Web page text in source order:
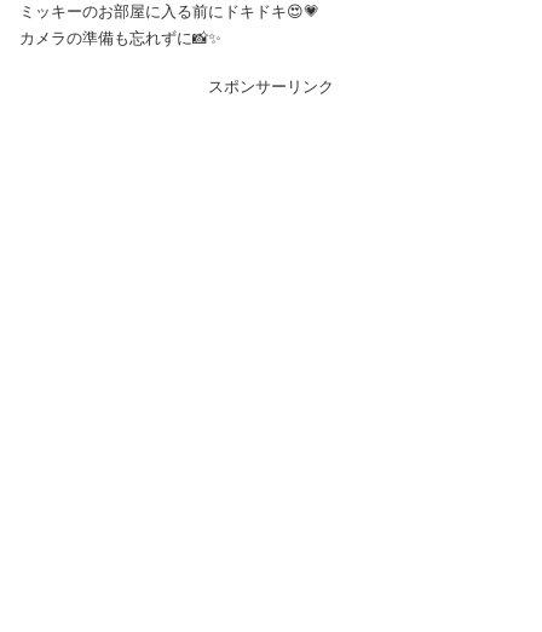
ミッキーのお部屋に入る前にドキドキ😍💗
カメラの準備も忘れずに📸✨
スポンサーリンク